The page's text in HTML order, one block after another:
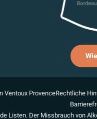
Ventoux ProvenceRechtliche
Listen. Der Missbrauch von